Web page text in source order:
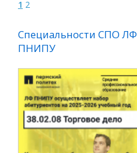
1 2
Специальности СПО ЛФ
ПНИПУ